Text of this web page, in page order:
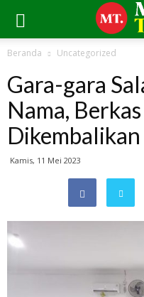
Beranda Uncategorized
Gara-gara
Nama,
Kamis, 11 Mei 2023